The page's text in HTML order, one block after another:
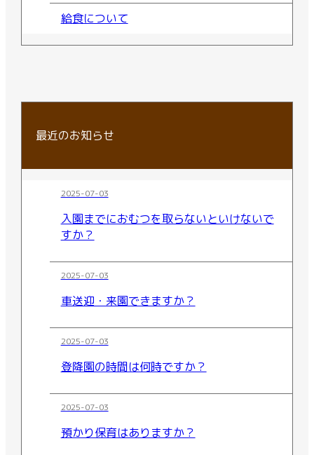
給食について
最近のお知らせ
2025-07-03
入園までにおむつを取らないといけないで
すか？
2025-07-03
車送迎・来園できますか？
2025-07-03
登降園の時間は何時ですか？
2025-07-03
預かり保育はありますか？